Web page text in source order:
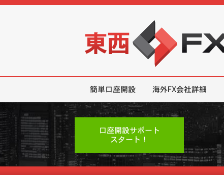
簡単口座開設 海外FX会社詳細
口座開設サポート
スタート！